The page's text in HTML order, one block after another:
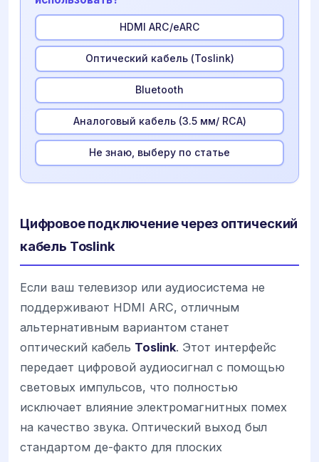
HDMI ARC/eARC
Оптический кабель (Toslink)
Bluetooth
Аналоговый кабель (3.5 мм/ RCA)
Не знаю, выберу по статье
Цифровое подключение через оптический
кабель Toslink
Если ваш телевизор или аудиосистема не
поддерживают HDMI ARC, отличным
альтернативным вариантом станет
оптический кабель Toslink. Этот интерфейс
передает цифровой аудиосигнал с помощью
световых импульсов, что полностью
исключает влияние электромагнитных помех
на качество звука. Оптический выход был
стандартом де-факто для плоских